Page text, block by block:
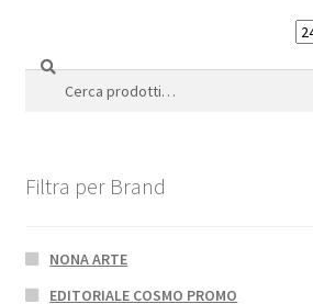
Cerca:
Cerca
Filtra per Brand
NONA ARTE
EDITORIALE COSMO PROMO